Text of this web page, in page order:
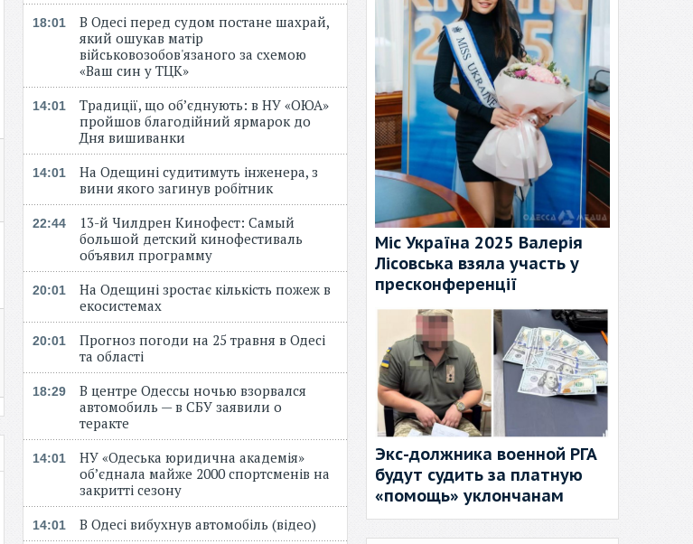
18:01
В Одесі перед судом постане шахрай,
який ошукав матір
військовозобов'язаного за схемою
«Ваш син у ТЦК»
14:01
Традиції, що об’єднують: в НУ «ОЮА»
пройшов благодійний ярмарок до
Дня вишиванки
14:01
На Одещині судитимуть інженера, з
вини якого загинув робітник
22:44
13-й Чилдрен Кинофест: Самый
большой детский кинофестиваль
объявил программу
20:01
На Одещині зростає кількість пожеж в
екосистемах
20:01
Прогноз погоди на 25 травня в Одесі
та області
18:29
В центре Одессы ночью взорвался
автомобиль — в СБУ заявили о
теракте
14:01
НУ «Одеська юридична академія»
об’єднала майже 2000 спортсменів на
закритті сезону
14:01 В Одесі вибухнув автомобіль (відео)
Міс Україна 2025 Валерія
Лісовська взяла участь у
пресконференції
Экс-должника военной РГА
будут судить за платную
«помощь» уклончанам